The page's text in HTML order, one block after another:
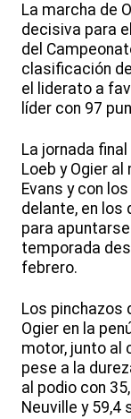
La marcha de
decisiva para
del
clasificación
el liderato a
líder con 97
La jornada
Loeb y Ogier
Evans y con
delante, en
para
temporada
febrero.
Los pinchazos
Ogier en la
motor, junto al
pese a la
al podio con
Neuville y 59,4